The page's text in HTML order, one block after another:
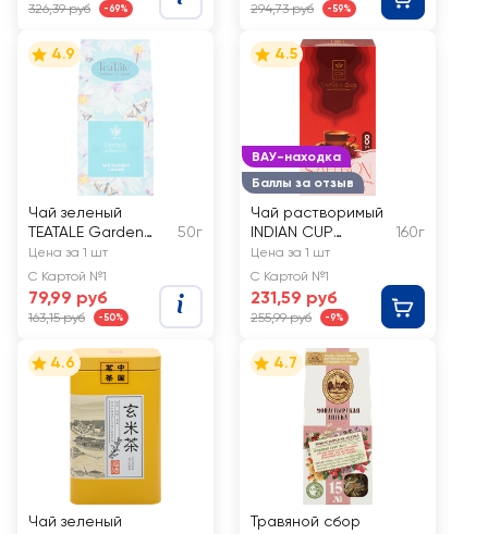
326,39 руб -69% 294,73 руб -59%
4.9
Чай зеленый
TEATALE Garden
Flowers Blue с
мятой, листовой
50г
Цена за 1 шт
С Картой №1
79,99 руб
163,15 руб -50%
ВАУ-находка
Баллы за отзыв
4.5
Чай растворимый
INDIAN CUP
Шафран Масала
160г
Цена за 1 шт
С Картой №1
231,59 руб
255,99 руб -9%
4.6
Чай зеленый
4.7
Травяной сбор